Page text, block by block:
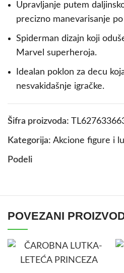
Upravljanje putem
precizno manevarisanje
Spiderman dizajn koji
Marvel superheroja.
Idealan poklon za decu
nesvakidašnje igračke.
Šifra proizvoda:
Kategorija: Akcione figure i
Podeli
POVEZANI